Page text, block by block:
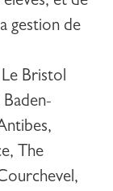
gestion de
Le Bristol
Baden-
The
,